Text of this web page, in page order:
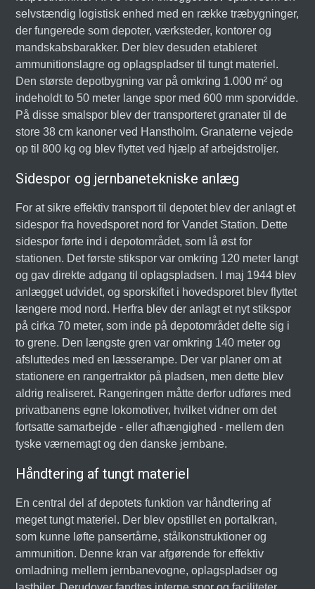
selvstændig logistisk enhed med en række træbygninger,
der fungerede som depoter, værksteder, kontorer og
mandskabsbarakker. Der blev desuden etableret
ammunitionslagre og oplagspladser til tungt materiel.
Den største depotbygning var på omkring 1.000 m² og
indeholdt to 50 meter lange spor med 600 mm sporvidde.
På disse smalspor blev der transporteret granater til de
store 38 cm kanoner ved Hanstholm. Granaterne vejede
op til 800 kg og blev flyttet ved hjælp af arbejdstroljer.
Sidespor og jernbanetekniske anlæg
For at sikre effektiv transport til depotet blev der anlagt et
sidespor fra hovedsporet nord for Vandet Station. Dette
sidespor førte ind i depotområdet, som lå øst for
stationen. Det første stikspor var omkring 120 meter langt
og gav direkte adgang til oplagspladsen. I maj 1944 blev
anlægget udvidet, og sporskiftet i hovedsporet blev flyttet
længere mod nord. Herfra blev der anlagt et nyt stikspor
på cirka 70 meter, som inde på depotområdet delte sig i
to grene. Den længste gren var omkring 140 meter og
afsluttedes med en læsserampe. Der var planer om at
stationere en rangertraktor på pladsen, men dette blev
aldrig realiseret. Rangeringen måtte derfor udføres med
privatbanens egne lokomotiver, hvilket vidner om det
fortsatte samarbejde - eller afhængighed - mellem den
tyske værnemagt og den danske jernbane.
Håndtering af tungt materiel
En central del af depotets funktion var håndtering af
meget tungt materiel. Der blev opstillet en portalkran,
som kunne løfte pansertårne, stålkonstruktioner og
ammunition. Denne kran var afgørende for effektiv
omladning mellem jernbanevogne, oplagspladser og